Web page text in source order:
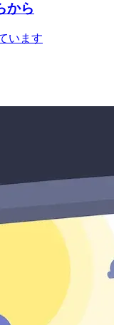
から
います